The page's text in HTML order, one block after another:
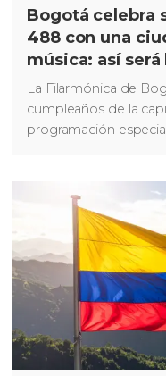
Bogotá celebra
488 con una
música: así
de la
La Filarmónica de
cumpleaños de la
programación